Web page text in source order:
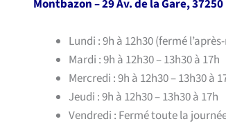
Montbazon –29 Av. de la Gare,
Lundi : 9h à 12h30 (fermé
Mardi : 9h à 12h30 – 13h30 à 17h
Mercredi : 9h à 12h30 – 13h30 à
Jeudi : 9h à 12h30 – 13h30 à 17h
Vendredi : Fermé toute la